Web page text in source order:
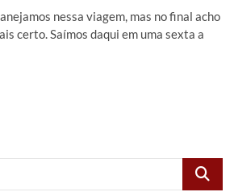
nessa viagem, mas no final acho
certo. Saímos daqui em uma sexta a
Posso
ajudar?